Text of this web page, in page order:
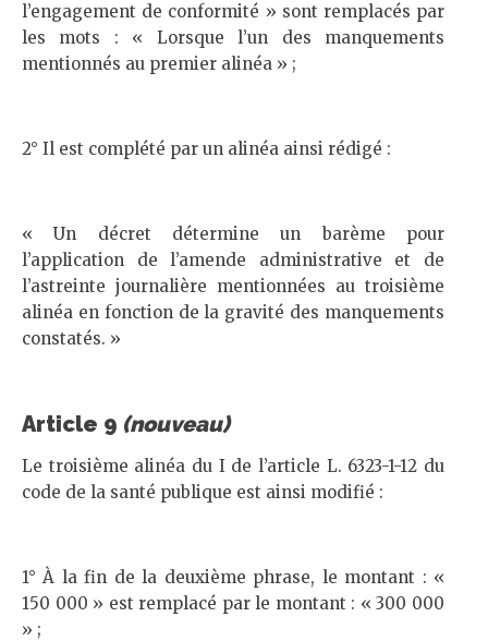
l’engagement de conformité » sont remplacés par
les mots : « Lorsque l’un des manquements
mentionnés au premier alinéa » ;
2° Il est complété par un alinéa ainsi rédigé :
« Un décret détermine un barème pour
l’application de l’amende administrative et de
l’astreinte journalière mentionnées au troisième
alinéa en fonction de la gravité des manquements
constatés. »
Article 9 (nouveau)
Le troisième alinéa du I de l’article L. 6323-1-12 du
code de la santé publique est ainsi modifié :
1° À la fin de la deuxième phrase, le montant : «
150 000 » est remplacé par le montant : « 300 000
» ;